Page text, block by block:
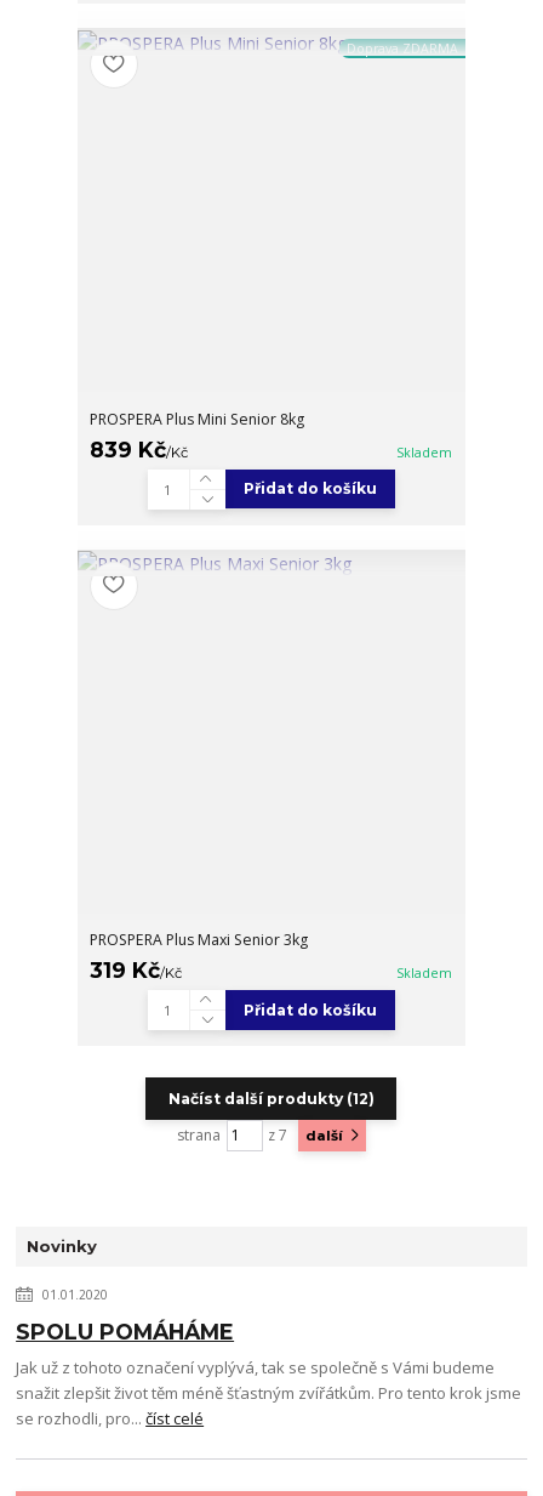
Doprava ZDARMA
PROSPERA Plus Mini Senior 8kg
839 Kč/Kč Skladem
Přidat do košíku
PROSPERA Plus Maxi Senior 3kg
319 Kč/Kč Skladem
Přidat do košíku
Načíst další produkty (12)
strana z 7 další
Novinky
01.01.2020
SPOLU POMÁHÁME
Jak už z tohoto označení vyplývá, tak se společně s Vámi budeme
snažit zlepšit život těm méně šťastným zvířátkům. Pro tento krok jsme
se rozhodli, pro...číst celé